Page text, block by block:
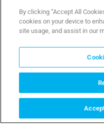
Torre para distribuição de
By clicking “Accept All
cookies on your device to
site usage, and assist in our